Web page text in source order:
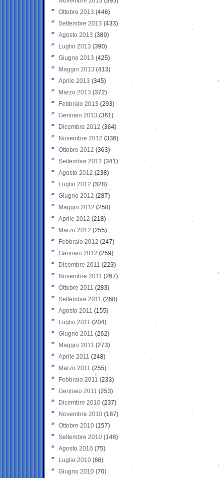
Ottobre 2013 (446)
Settembre 2013 (433)
Agosto 2013 (389)
Luglio 2013 (390)
Giugno 2013 (425)
Maggio 2013 (413)
Aprile 2013 (345)
Marzo 2013 (372)
Febbraio 2013 (293)
Gennaio 2013 (361)
Dicembre 2012 (364)
Novembre 2012 (336)
Ottobre 2012 (363)
Settembre 2012 (341)
Agosto 2012 (238)
Luglio 2012 (328)
Giugno 2012 (287)
Maggio 2012 (258)
Aprile 2012 (218)
Marzo 2012 (255)
Febbraio 2012 (247)
Gennaio 2012 (259)
Dicembre 2011 (223)
Novembre 2011 (267)
Ottobre 2011 (283)
Settembre 2011 (268)
Agosto 2011 (155)
Luglio 2011 (204)
Giugno 2011 (262)
Maggio 2011 (273)
Aprile 2011 (248)
Marzo 2011 (255)
Febbraio 2011 (233)
Gennaio 2011 (253)
Dicembre 2010 (237)
Novembre 2010 (187)
Ottobre 2010 (157)
Settembre 2010 (148)
Agosto 2010 (75)
Luglio 2010 (86)
Giugno 2010 (76)